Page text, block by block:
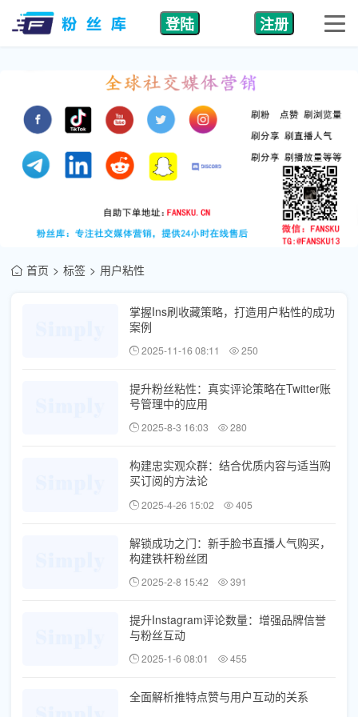
登陆 注册
首页 标签 用户粘性
掌握Ins刷收藏策略，打造用户粘性的成功
案例
2025-11-16 08:11 250
提升粉丝粘性：真实评论策略在Twitter账
号管理中的应用
2025-8-3 16:03 280
构建忠实观众群：结合优质内容与适当购
买订阅的方法论
2025-4-26 15:02 405
解锁成功之门：新手脸书直播人气购买，
构建铁杆粉丝团
2025-2-8 15:42 391
提升Instagram评论数量：增强品牌信誉
与粉丝互动
2025-1-6 08:01 455
全面解析推特点赞与用户互动的关系